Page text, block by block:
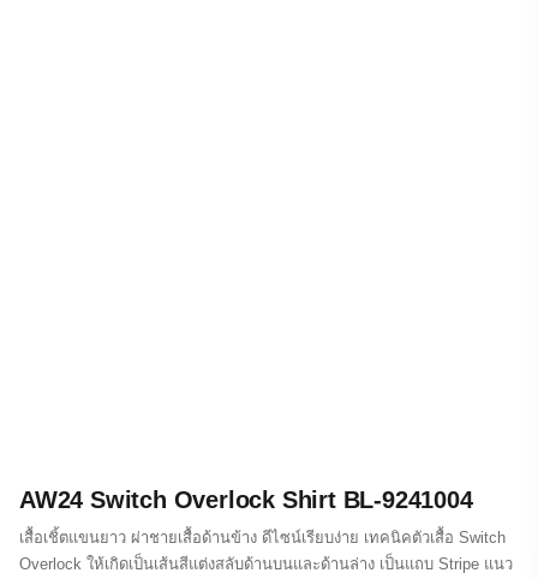
AW24 Switch Overlock Shirt BL-9241004
เสื้อเชิ้ตแขนยาว ผ่าชายเสื้อด้านข้าง ดีไซน์เรียบง่าย เทคนิคตัวเสื้อ Switch
Overlock ให้เกิดเป็นเส้นสีแต่งสลับด้านบนและด้านล่าง เป็นแถบ Stripe แนว